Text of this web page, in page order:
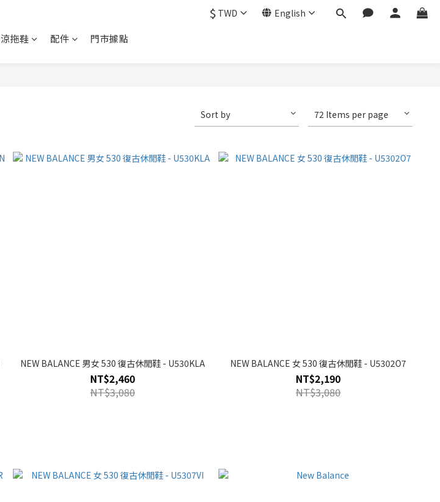
$ TWD English
涼拖鞋 配件 門市據點
Sort by 72 Items per page
NEW BALANCE 男女 530 復古休閒鞋 - U530KLA
NT$2,460
NT$3,080
NEW BALANCE 女 530 復古休閒鞋 - U5302O7
NT$2,190
NT$3,080